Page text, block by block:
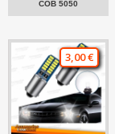
COB 5050
3,00 €